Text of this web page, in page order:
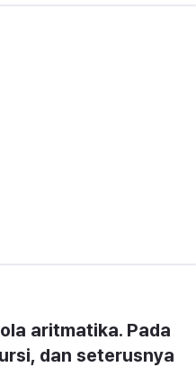
aritmatika. Pada
dan seterusnya